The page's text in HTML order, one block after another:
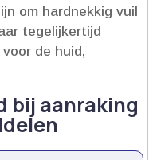
om hardnekkig vuil
tegelijkertijd
de huid,
bij aanraking